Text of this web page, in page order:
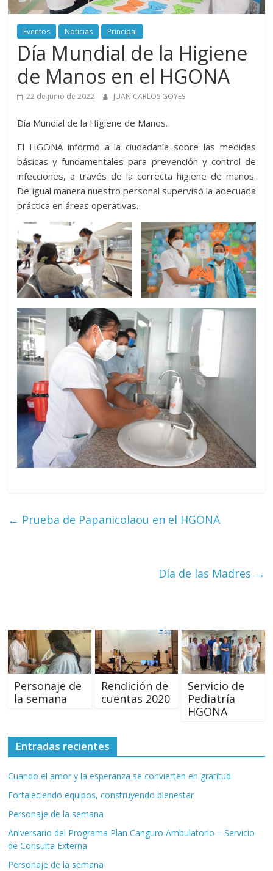
Aurora
–
Luz
Elena
Arismendi
Eventos Noticias Principal
Día Mundial de la Higiene
de Manos en el HGONA
22 de junio de 2022 JUAN CARLOS GOYES
Día Mundial de la Higiene de Manos.
El HGONA informó a la ciudadanía sobre las medidas
básicas y fundamentales para prevención y control de
infecciones, a través de la correcta higiene de manos.
De igual manera nuestro personal supervisó la adecuada
práctica en áreas operativas.
← Prueba de Papanicolaou en el HGONA
Día de las Madres →
Personaje de
la semana
Rendición de
cuentas 2020
Servicio de
Pediatría
HGONA
Entradas recientes
Cuando el amor y la esperanza se convierten en gratitud
Fortaleciendo equipos, construyendo bienestar
Personaje de la semana
Aniversario del Programa Plan Canguro Ambulatorio – Servicio
de Consulta Externa
Personaje de la semana